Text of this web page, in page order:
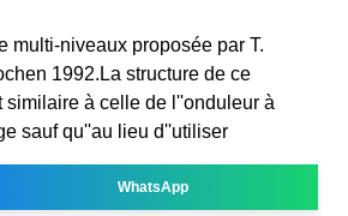
multi-niveaux proposée par T.
1992.La structure de ce
similaire à celle de l''onduleur à
sauf qu''au lieu d''utiliser
WhatsApp